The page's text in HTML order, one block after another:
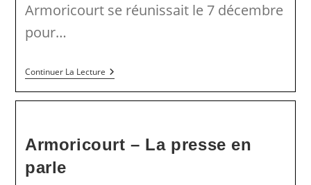
Armoricourt se réunissait le 7 décembre
pour…
Continuer La LectureArmoricourt
–
Bilan
Et
Armoricourt – La presse en
parle